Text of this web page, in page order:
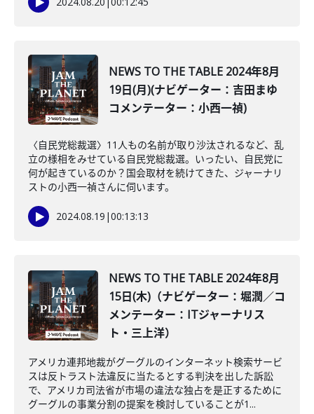
NEWS TO THE TABLE 2024年8月
19日(月)(ナビゲーター：吉田まゆ
コメンテーター：小西一禎)
〈自民党総裁選〉11人もの名前が取り沙汰されるなど、乱
立の様相をみせている自民党総裁選。いったい、自民党に
何が起きているのか？国会取材を続けてきた、ジャーナリ
ストの小西一禎さんに伺います。
2024.08.19 |00:13:13
NEWS TO THE TABLE 2024年8月
15日(木)（ナビゲーター：堀潤／コ
メンテーター：ITジャーナリス
ト・三上洋）
アメリカ連邦地裁がグーグルのインターネット検索サービ
スは反トラスト法違反に当たるとする判決を出した訴訟
で、アメリカ司法省が市場の違法な独占を是正するために
グーグルの事業分割の提案を検討していることが1...